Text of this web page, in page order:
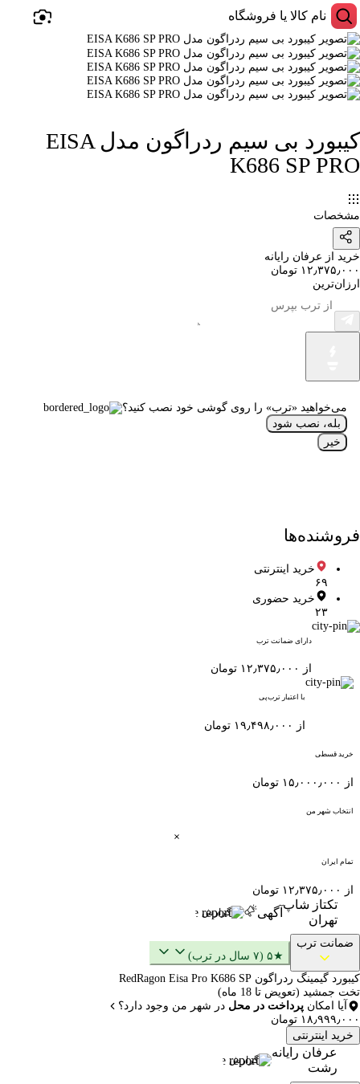
کیبورد بی سیم ردراگون مدل EISA
K686 SP PRO
مشخصات
خرید از عرفان رایانه
۱۲٫۳۷۵٫۰۰۰ تومان
ارزان‌ترین
می‌خواهید «ترب» را روی گوشی خود نصب کنید؟
بله، نصب شود
خیر
فروشنده‌ها
خرید اینترنتی
۶۹
خرید حضوری
۲۳
دارای ضمانت ترب
از ۱۲٫۳۷۵٫۰۰۰ تومان
با اعتبار ترب‌پی
از ۱۹٫۴۹۸٫۰۰۰ تومان
خرید قسطی
از ۱۵٫۰۰۰٫۰۰۰ تومان
انتخاب شهر من
تمام ایران
از ۱۲٫۳۷۵٫۰۰۰ تومان
تکتاز شاپ
تهران
آگهی گزارش
ضمانت ترب
★۵ (۷ سال در ترب)
کیبورد گیمینگ ردراگون RedRagon Eisa Pro K686 SP
تخت جمشید (تعویض تا 18 ماه)
آیا امکان پرداخت در محل در شهر من وجود دارد؟
۱۸٫۹۹۹٫۰۰۰ تومان
خرید اینترنتی
عرفان رایانه
رشت
گزارش